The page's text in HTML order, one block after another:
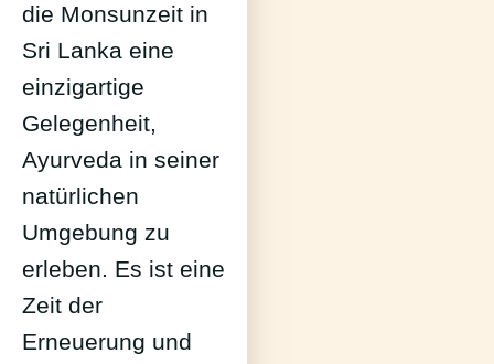
die Monsunzeit in
Sri Lanka eine
einzigartige
Gelegenheit,
Ayurveda in seiner
natürlichen
Umgebung zu
erleben. Es ist eine
Zeit der
Erneuerung und